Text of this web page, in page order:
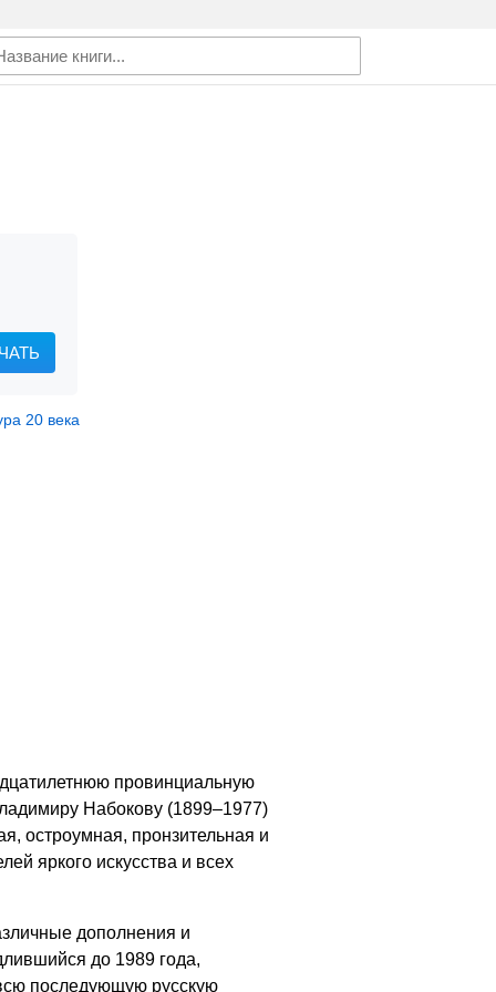
20 века
провинциальную
Набокову (1899–1977)
остроумная, пронзительная и
яркого искусства и всех
дополнения и
до 1989 года,
последующую русскую